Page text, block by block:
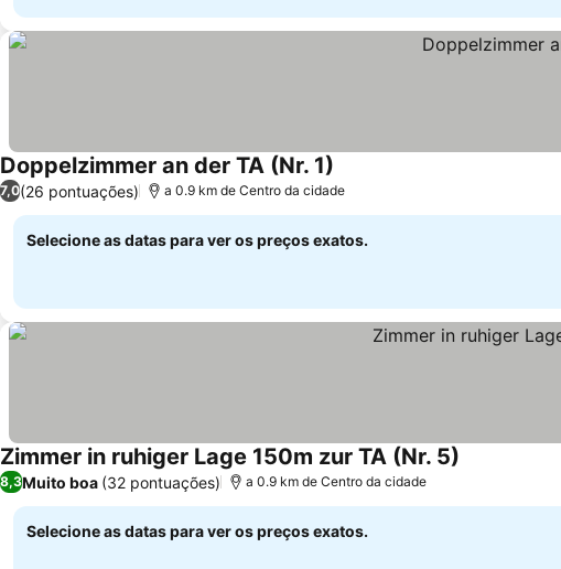
Doppelzimmer an der TA (Nr. 1)
7,0(26 pontuações) a 0.9 km de Centro da cidade
Selecione as datas para ver os preços exatos.
Zimmer in ruhiger Lage 150m zur TA (Nr. 5)
8,3Muito boa (32 pontuações) a 0.9 km de Centro da cidade
Selecione as datas para ver os preços exatos.